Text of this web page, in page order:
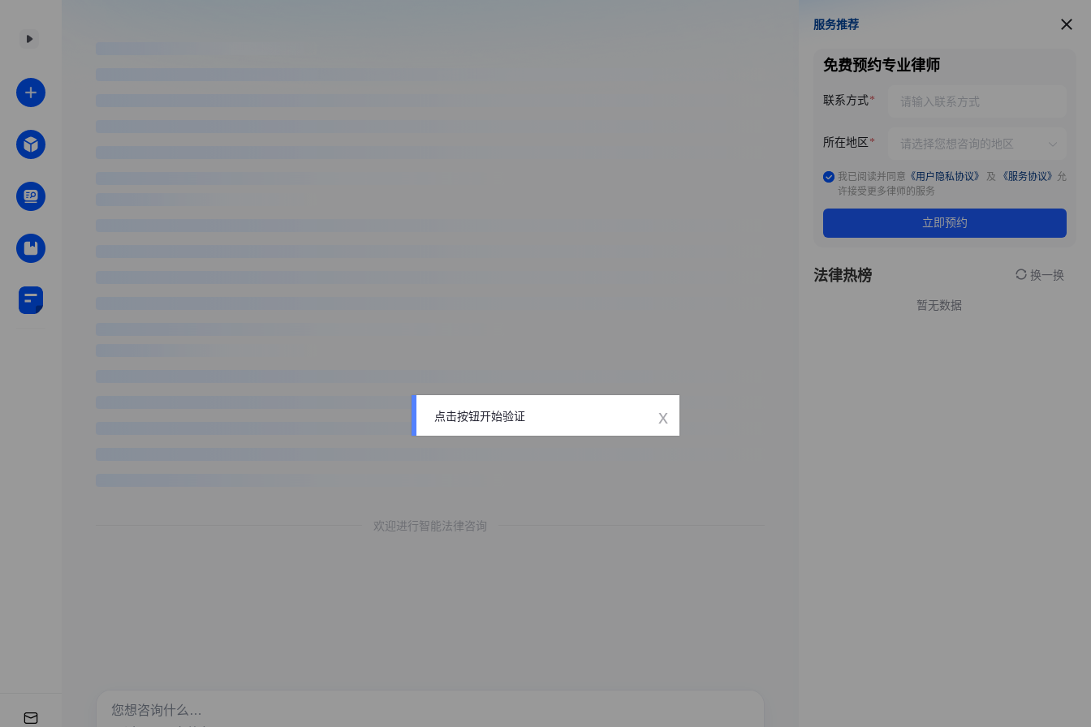
欢迎进行智能法律咨询
服务推荐
服务推荐
免费预约专业律师
联系方式
所在地区
我已阅读并同意 《用户隐私协议》 及 《服务协议》 允
许接受更多律师的服务
立即预约
法律热榜 换一换
暂无数据
点击按钮开始验证 x